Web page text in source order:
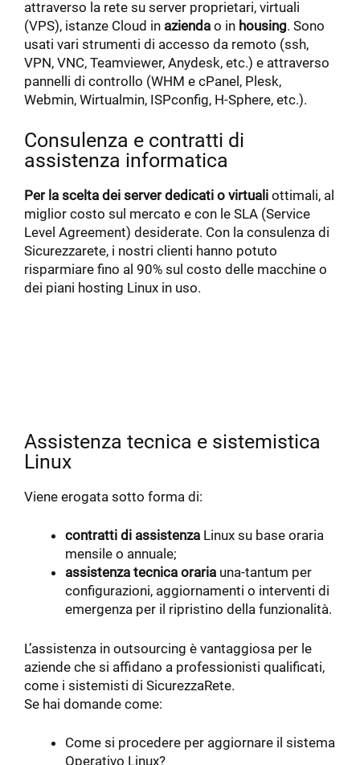
attraverso la rete su server proprietari, virtuali
(VPS), istanze Cloud in azienda o in housing. Sono
usati vari strumenti di accesso da remoto (ssh,
VPN, VNC, Teamviewer, Anydesk, etc.) e attraverso
pannelli di controllo (WHM e cPanel, Plesk,
Webmin, Wirtualmin, ISPconfig, H-Sphere, etc.).
Consulenza e contratti di
assistenza informatica
Per la scelta dei server dedicati o virtuali ottimali, al
miglior costo sul mercato e con le SLA (Service
Level Agreement) desiderate. Con la consulenza di
Sicurezzarete, i nostri clienti hanno potuto
risparmiare fino al 90% sul costo delle macchine o
dei piani hosting Linux in uso.
Assistenza tecnica e sistemistica
Linux
Viene erogata sotto forma di:
contratti di assistenza Linux su base oraria
mensile o annuale;
assistenza tecnica oraria una-tantum per
configurazioni, aggiornamenti o interventi di
emergenza per il ripristino della funzionalità.
L’assistenza in outsourcing è vantaggiosa per le
aziende che si affidano a professionisti qualificati,
come i sistemisti di SicurezzaRete.
Se hai domande come:
Come si procedere per aggiornare il sistema
Operativo Linux?